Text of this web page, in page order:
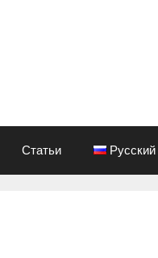
Статьи Русский